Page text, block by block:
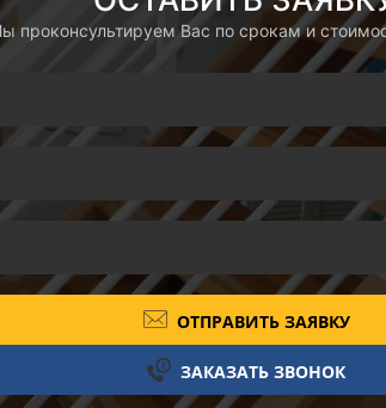
проконсультируем Вас по срокам и
ОТПРАВИТЬ ЗАЯВКУ
ЗАКАЗАТЬ ЗВОНОК